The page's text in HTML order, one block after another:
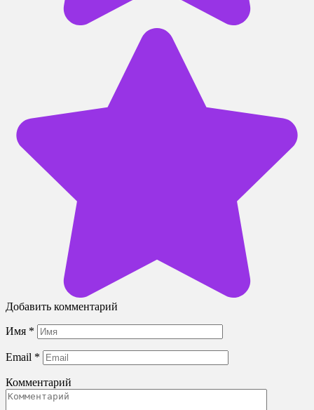
Добавить комментарий
Имя *
Email *
Комментарий